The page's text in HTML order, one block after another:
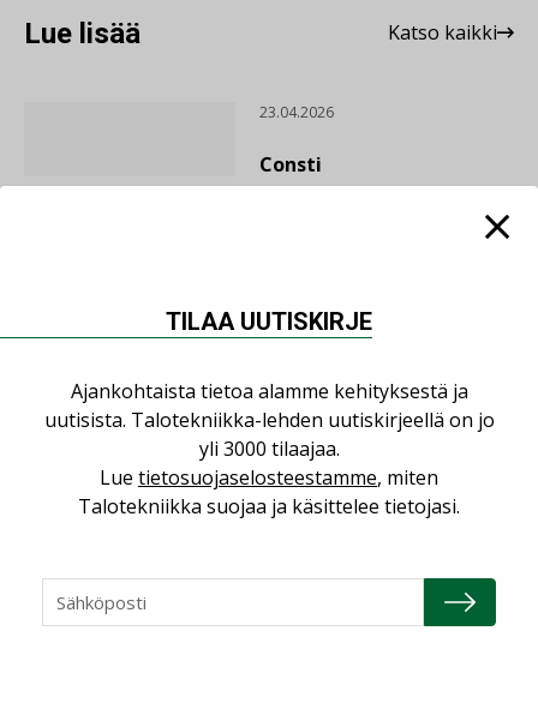
Lue lisää Katso kaikki
23.04.2026
Consti
Granlund Oy
TILAA UUTISKIRJE
Ajankohtaista tietoa alamme kehityksestä ja
uutisista. Talotekniikka-lehden uutiskirjeellä on jo
yli 3000 tilaajaa.
Lue tietosuojaselosteestamme, miten
Talotekniikka suojaa ja käsittelee tietojasi.